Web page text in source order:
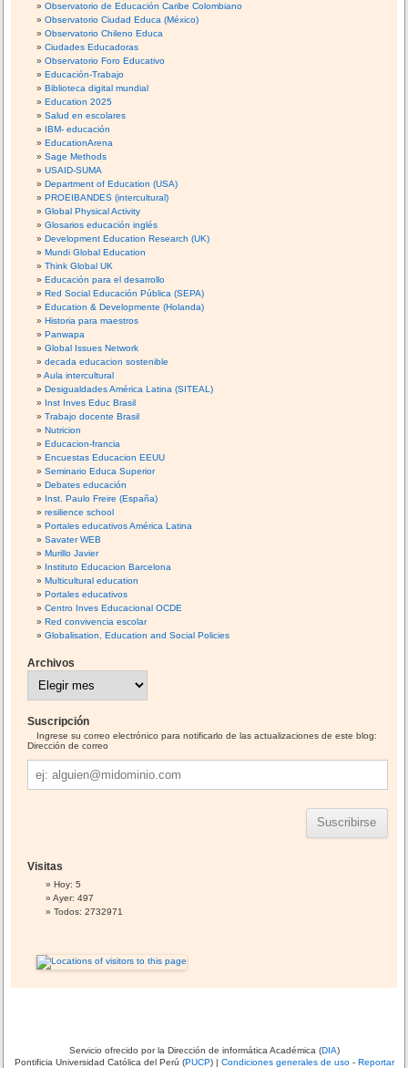
Observatorio de Educación Caribe Colombiano
Observatorio Ciudad Educa (México)
Observatorio Chileno Educa
Ciudades Educadoras
Observatorio Foro Educativo
Educación-Trabajo
Biblioteca digital mundial
Education 2025
Salud en escolares
IBM- educación
EducationArena
Sage Methods
USAID-SUMA
Department of Education (USA)
PROEIBANDES (intercultural)
Global Physical Activity
Glosarios educación inglés
Development Education Research (UK)
Mundi Global Education
Think Global UK
Educación para el desarrollo
Red Social Educación Pública (SEPA)
Education & Developmente (Holanda)
Historia para maestros
Panwapa
Global Issues Network
decada educacion sostenible
Aula intercultural
Desigualdades América Latina (SITEAL)
Inst Inves Educ Brasil
Trabajo docente Brasil
Nutricion
Educacion-francia
Encuestas Educacion EEUU
Seminario Educa Superior
Debates educación
Inst. Paulo Freire (España)
resilience school
Portales educativos América Latina
Savater WEB
Murillo Javier
Instituto Educacion Barcelona
Multicultural education
Portales educativos
Centro Inves Educacional OCDE
Red convivencia escolar
Globalisation, Education and Social Policies
Archivos
h
v
Suscripción
Ingrese su correo electrónico para notificarlo de las actualizaciones de este blog:
Dirección de correo
Dirección
de
correo
Visitas
Hoy: 5
Ayer: 497
Todos: 2732971
Servicio ofrecido por la Dirección de informática Académica (DIA)
Pontificia Universidad Católica del Perú (PUCP) | Condiciones generales de uso- Reportar